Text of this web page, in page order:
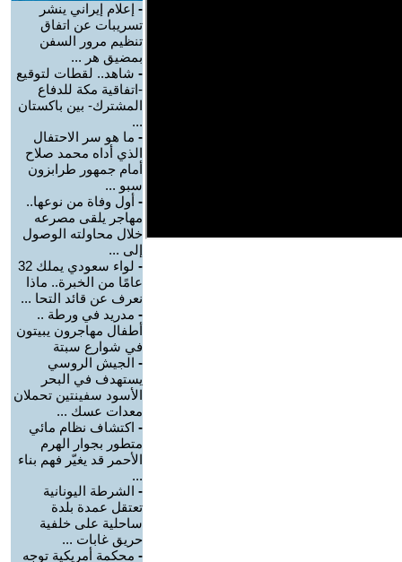
- إعلام إيراني ينشر
تسريبات عن اتفاق
تنظيم مرور السفن
بمضيق هر ...
- شاهد.. لقطات لتوقيع
-اتفاقية مكة للدفاع
المشترك- بين باكستان
...
- ما هو سر الاحتفال
الذي أداه محمد صلاح
أمام جمهور طرابزون
سبو ...
- أول وفاة من نوعها..
مهاجر يلقى مصرعه
خلال محاولته الوصول
إلى ...
-
لواء سعودي يملك 32
عامًا من الخبرة.. ماذا
نعرف عن قائد التحا ...
- مدريد في ورطة ..
أطفال مهاجرون يبيتون
في شوارع سبتة
- الجيش الروسي
يستهدف في البحر
الأسود سفينتين تحملان
معدات عسك ...
- اكتشاف نظام مائي
متطور بجوار الهرم
الأحمر قد يغيّر فهم بناء
...
- الشرطة اليونانية
تعتقل عمدة بلدة
ساحلية على خلفية
حريق غابات ...
- محكمة أمريكية توجه